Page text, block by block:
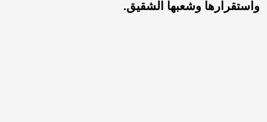
واستقرارها وشعبها الشقيق.